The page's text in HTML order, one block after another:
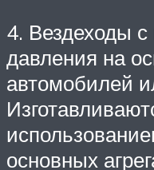
4. Вездеходы
давления на
автомобилей
основных